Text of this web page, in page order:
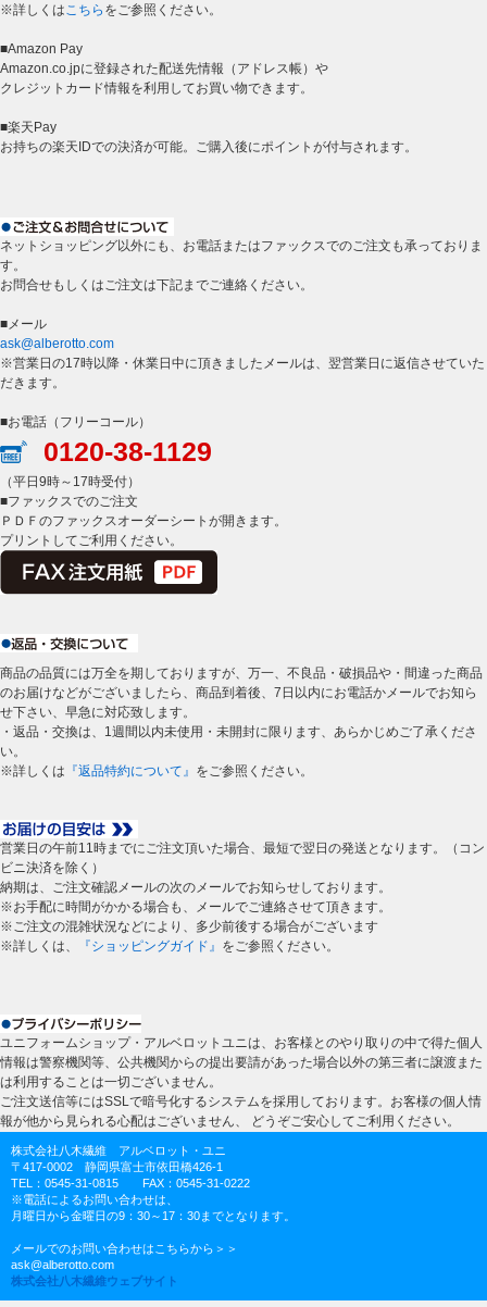
※詳しくは こちら をご参照ください。
■Amazon Pay
Amazon.co.jpに登録された配送先情報（アドレス帳）や
クレジットカード情報を利用してお買い物できます。
■楽天Pay
お持ちの楽天IDでの決済が可能。ご購入後にポイントが付与されます。
ネットショッピング以外にも、お電話またはファックスでのご注文も承っておりま
す。
お問合せもしくはご注文は下記までご連絡ください。
■メール
ask@alberotto.com
※営業日の17時以降・休業日中に頂きましたメールは、翌営業日に返信させていた
だきます。
■お電話（フリーコール）
0120-38-1129
（平日9時～17時受付）
■ファックスでのご注文
ＰＤＦのファックスオーダーシートが開きます。
プリントしてご利用ください。
商品の品質には万全を期しておりますが、万一、不良品・破損品や・間違った商品
のお届けなどがございましたら、商品到着後、7日以内にお電話かメールでお知ら
せ下さい、早急に対応致します。
・返品・交換は、1週間以内未使用・未開封に限ります、あらかじめご了承くださ
い。
※詳しくは 『返品特約について』 をご参照ください。
営業日の午前11時までにご注文頂いた場合、最短で翌日の発送となります。（コン
ビニ決済を除く）
納期は、ご注文確認メールの次のメールでお知らせしております。
※お手配に時間がかかる場合も、メールでご連絡させて頂きます。
※ご注文の混雑状況などにより、多少前後する場合がございます
※詳しくは、
『ショッピングガイド』 をご参照ください。
ユニフォームショップ・アルベロットユニは、お客様とのやり取りの中で得た個人
情報は警察機関等、公共機関からの提出要請があった場合以外の第三者に譲渡また
は利用することは一切ございません。
ご注文送信等にはSSLで暗号化するシステムを採用しております。お客様の個人情
報が他から見られる心配はございません、 どうぞご安心してご利用ください。
株式会社八木繊維 アルベロット・ユニ
〒417-0002 静岡県富士市依田橋426-1
TEL：0545-31-0815 FAX：0545-31-0222
※電話によるお問い合わせは、
月曜日から金曜日の9：30～17：30までとなります。
メールでのお問い合わせはこちらから＞＞
ask@alberotto.com
株式会社八木繊維ウェブサイト